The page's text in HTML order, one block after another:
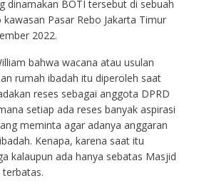
dinamakan BOTI tersebut di sebuah
Pasar Rebo Jakarta Timur
2022.
bahwa wacana atau usulan
rumah ibadah itu diperoleh saat
reses sebagai anggota DPRD
setiap ada reses banyak aspirasi
meminta agar adanya anggaran
Kenapa, karena saat itu
kalaupun ada hanya sebatas Masjid